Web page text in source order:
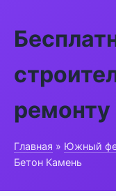
ремонту
Главная » Южный
Бетон Камень